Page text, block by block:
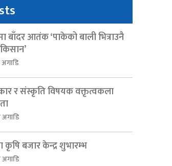
बाँदर आतंक ‘पाकेको बाली भित्राउनै
र संस्कृति विषयक वक्तृत्वकला
अगाडि
कृषि बजार केन्द्र शुभारम्भ
अगाडि